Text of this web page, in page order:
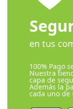
en tus
100% Pago
Nuestra
capa de
Además la
cada uno de